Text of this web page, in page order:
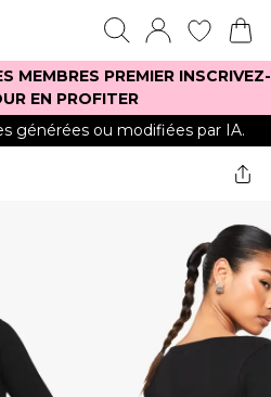
MEMBRES PREMIER INSCRIVEZ-
EN PROFITER
générées ou modifiées par IA.